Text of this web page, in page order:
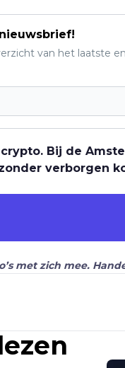
van het laatste
Bij de
verborgen
met zich mee.